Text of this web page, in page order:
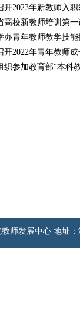
开2023年新教师入
高校新教师培训第
办青年教师教学技
开2022年青年教师
织参加教育部“本科
师发展中心 地址：